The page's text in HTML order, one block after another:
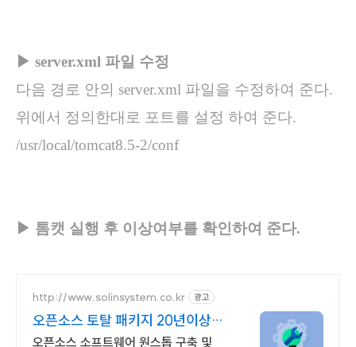
▶ server.xml 파일 수정
다음 경로 안의 server.xml 파일을 수정하여 준다.
위에서 정의한대로 포트를 설정 하여 준다.
/usr/local/tomcat8.5-2/conf
▶ 톰캣 실행 후 이상여부를 확인하여 준다.
http://www.solinsystem.co.kr 광고
오픈소스 토탈 패키지 20년이상
기술지원 노하우
오픈소스 소프트웨어 원스톱 구축 및